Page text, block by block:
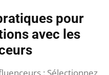
pour
avec les